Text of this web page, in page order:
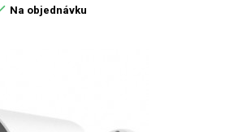
Na objednávku